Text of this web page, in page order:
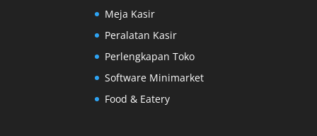
Meja Kasir
Peralatan Kasir
Perlengkapan Toko
Software Minimarket
Food & Eatery